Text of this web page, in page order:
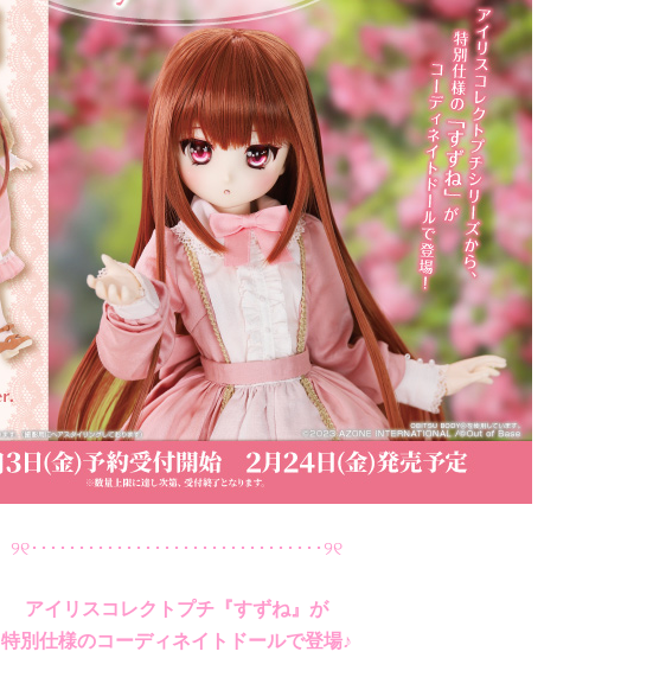
୨୧･･･････････････････････････････୨୧
アイリスコレクトプチ『すずね』が
特別仕様のコーディネイトドールで登場♪